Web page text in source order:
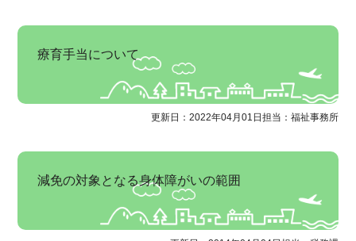
療育手当について
更新日：2022年04月01日 担当：福祉事務所
減免の対象となる身体障がいの範囲